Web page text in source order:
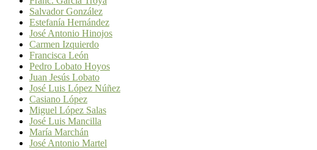
Salvador González
Estefanía Hernández
José Antonio Hinojos
Carmen Izquierdo
Francisca León
Pedro Lobato Hoyos
Juan Jesús Lobato
José Luis López Núñez
Casiano López
Miguel López Salas
José Luis Mancilla
María Marchán
José Antonio Martel